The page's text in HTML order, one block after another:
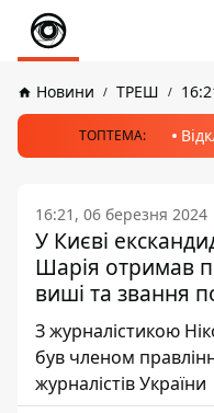
Новини ТРЕШ
ТОПТЕМА:
16:21, 06 березня 2024
У Києві
Шарія отримав
виші та звання
З журналістикою
був членом
журналістів України